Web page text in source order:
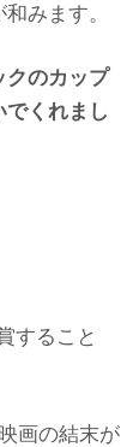
みます。
クのカップ
く れまし
すること
画の結末が